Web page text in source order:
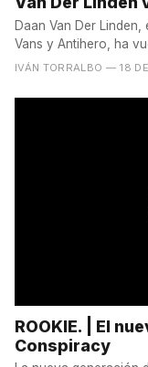
Daan Van Der
Vans y Antihero, ha
IVÁN TORRALBO — 18
ROOKIE. | El
Conspiracy